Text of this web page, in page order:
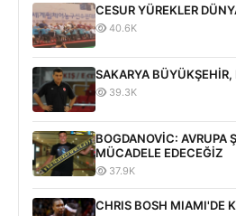
CESUR YÜREKLER
40.6K
SAKARYA
39.3K
BOGDANOVİC: AVRUPA
MÜCADELE EDECEĞİZ
37.9K
CHRIS BOSH MIAMI'DE